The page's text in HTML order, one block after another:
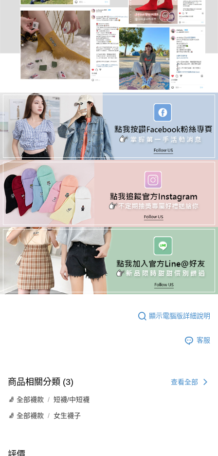
顯示電腦版詳細說明
客服
商品相關分類 (3) 查看全部
🧦 全部襪款 短襪/中短襪
🧦 全部襪款 女生襪子